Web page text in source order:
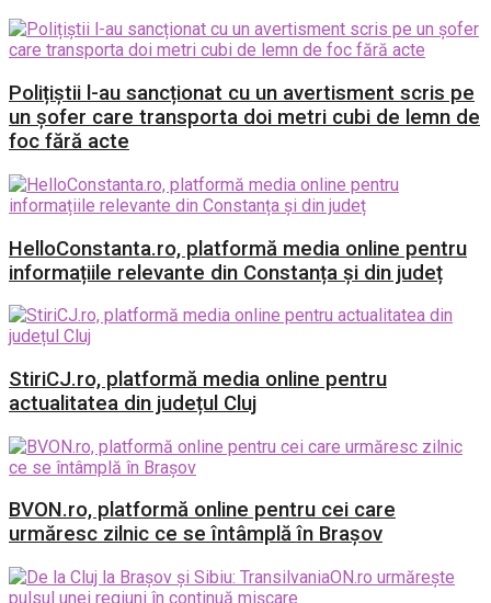
Polițiștii l-au sancționat cu un avertisment scris pe
un șofer care transporta doi metri cubi de lemn de
foc fără acte
HelloConstanta.ro, platformă media online pentru
informațiile relevante din Constanța și din județ
StiriCJ.ro, platformă media online pentru
actualitatea din județul Cluj
BVON.ro, platformă online pentru cei care
urmăresc zilnic ce se întâmplă în Brașov